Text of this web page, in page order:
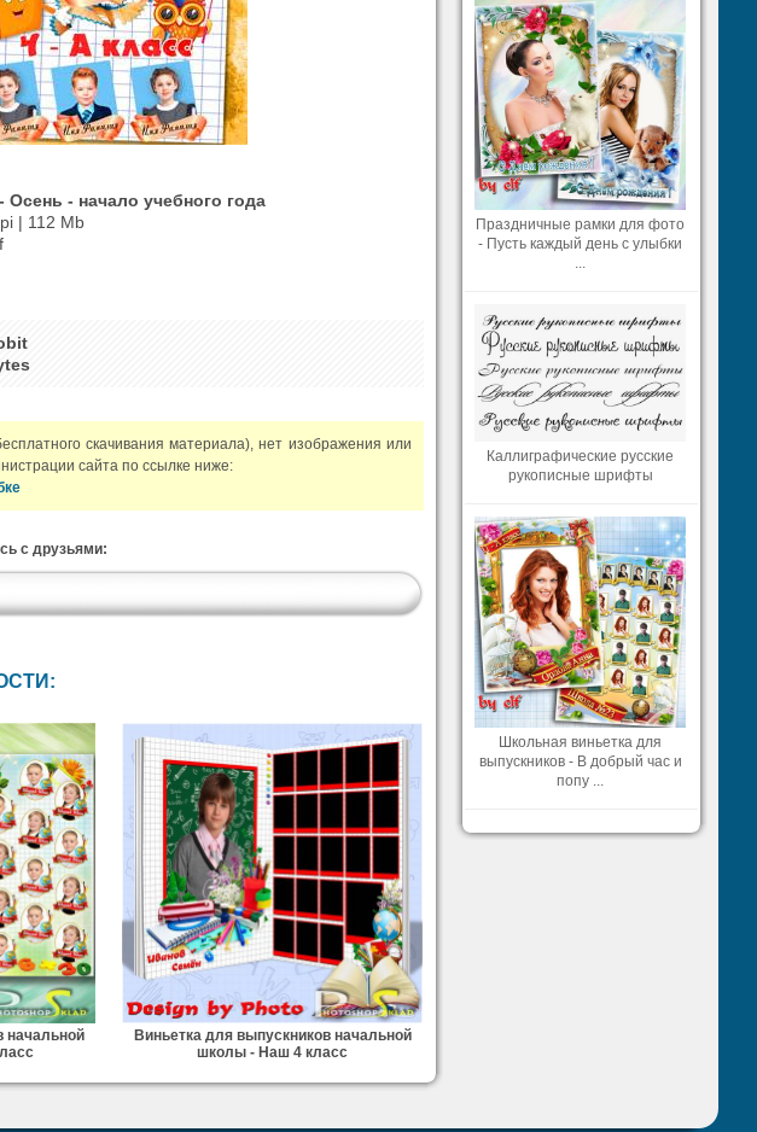
- начало учебного года
| 112 Mb
скачивания материала), нет изображения или
сайта по ссылке ниже:
с друзьями:
начальной
Виньетка для выпускников начальной
школы - Наш 4 класс
Праздничные рамки для фото
- Пусть каждый день с улыбки
...
Каллиграфические русские
рукописные шрифты
Школьная виньетка для
выпускников - В добрый час и
попу ...